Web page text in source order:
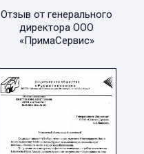
Отзыв от генерального
директора ООО
«ПримаСервис»